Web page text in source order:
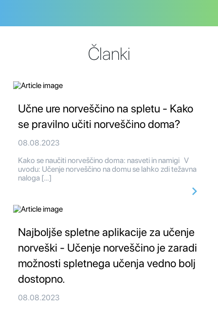
Članki
Učne ure norveščino na spletu - Kako
se pravilno učiti norveščino doma?
08.08.2023
Kako se naučiti norveščino doma: nasveti in namigi V
uvodu: Učenje norveščino na domu se lahko zdi težavna
naloga […]
Najboljše spletne aplikacije za učenje
norveški - Učenje norveščino je zaradi
možnosti spletnega učenja vedno bolj
dostopno.
08.08.2023